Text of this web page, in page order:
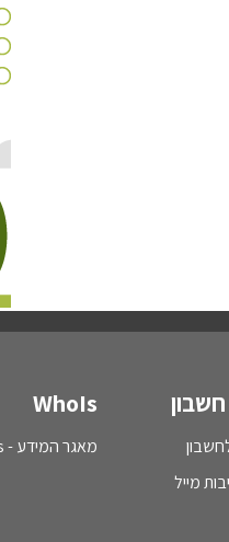
חשבון
מייל
WhoIs
מאגר המידע - WhoIs